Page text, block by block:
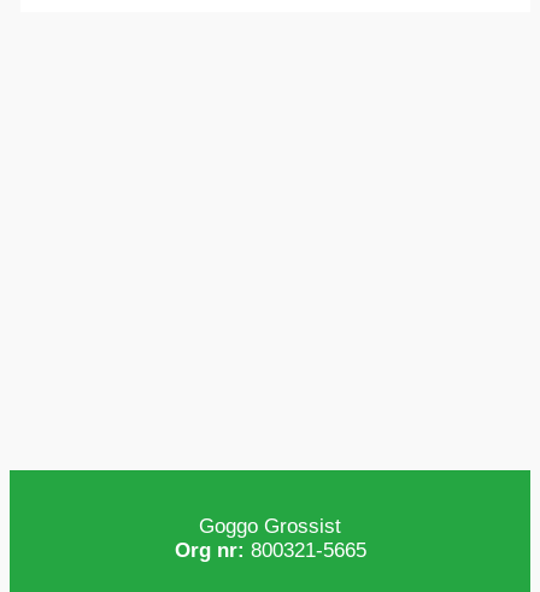
Goggo Grossist
Org nr: 800321-5665